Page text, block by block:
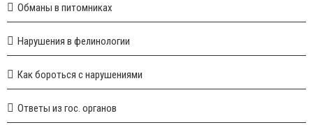
Обманы в питомниках
Нарушения в фелинологии
Как бороться с нарушениями
Ответы из гос. органов